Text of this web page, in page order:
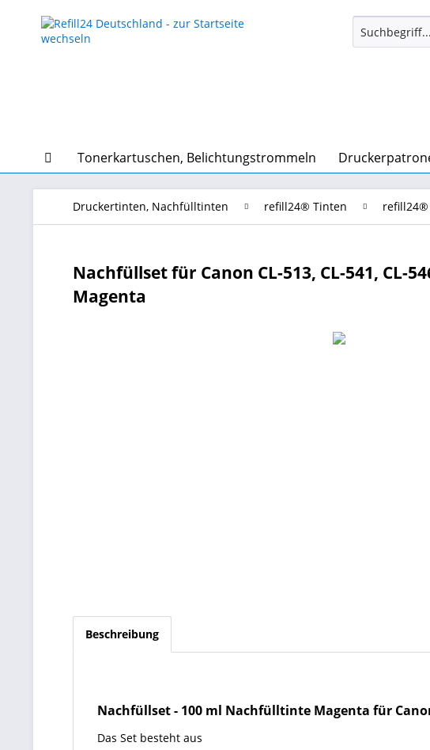
Tonerkartuschen, Belichtungstrommeln
Druckertinten, Nachfülltinten refill24® Tinten refill24®
Nachfüllset für Canon CL-513, CL-541, CL-
Magenta
Beschreibung
Nachfüllset- 100 ml Nachfülltinte Magenta für Canon
Das Set besteht aus